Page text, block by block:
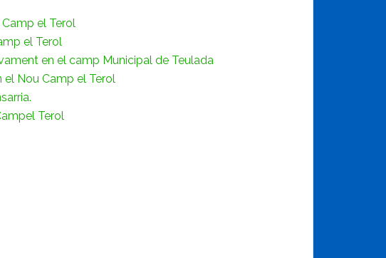
el Terol
el Terol
en el camp Municipal de Teulada
el Nou Camp el Terol
Terol